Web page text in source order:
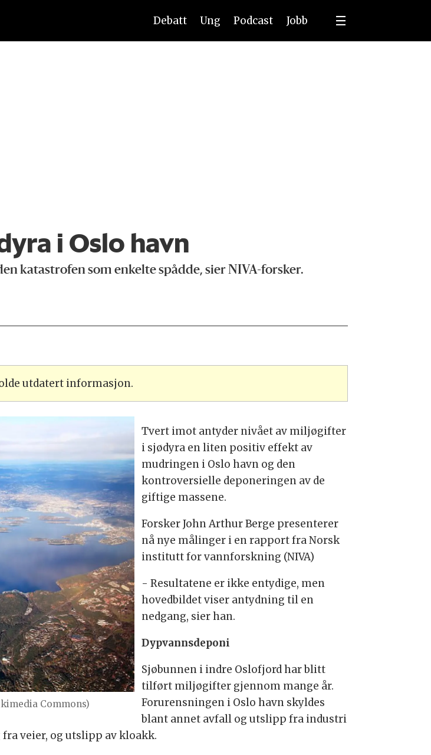
Debatt Ung Podcast Jobb
i Oslo havn
katastrofen som enkelte spådde, sier NIVA-forsker.
utdatert informasjon.
Commons)
Tvert imot antyder nivået av miljøgifter
i sjødyra en liten positiv effekt av
mudringen i Oslo havn og den
kontroversielle deponeringen av de
giftige massene.
Forsker John Arthur Berge presenterer
nå nye målinger i en rapport fra Norsk
institutt for vannforskning (NIVA)
- Resultatene er ikke entydige, men
hovedbildet viser antydning til en
nedgang, sier han.
Dypvannsdeponi
Sjøbunnen i indre Oslofjord har blitt
tilført miljøgifter gjennom mange år.
Forurensningen i Oslo havn skyldes
blant annet avfall og utslipp fra industri
veier, og utslipp av kloakk.